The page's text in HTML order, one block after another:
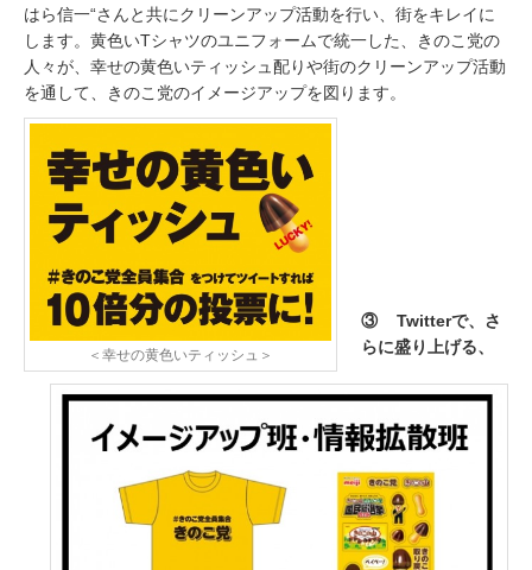
はら信一“さんと共にクリーンアップ活動を行い、街をキレイに
します。黄色いTシャツのユニフォームで統一した、きのこ党の
人々が、幸せの黄色いティッシュ配りや街のクリーンアップ活動
を通して、きのこ党のイメージアップを図ります。
＜幸せの黄色いティッシュ＞
③ Twitterで、さ
らに盛り上げる、